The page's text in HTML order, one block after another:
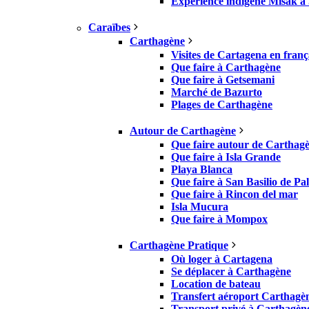
Caraïbes
Carthagène
Visites de Cartagena en
Que faire à Carthagène
Que faire à Getsemani
Marché de Bazurto
Plages de Carthagène
Autour de Carthagène
Que faire autour de
Que faire à Isla Grande
Playa Blanca
Que faire à San Basilio de
Que faire à Rincon del mar
Isla Mucura
Que faire à Mompox
Carthagène Pratique
Où loger à Cartagena
Se déplacer à Carthagène
Location de bateau
Transfert aéroport